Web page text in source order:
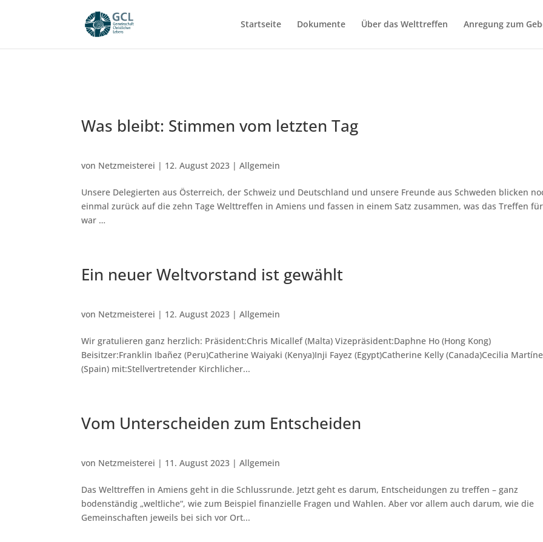
Startseite Dokumente Über das Welttreffen Anregung zum
Was bleibt: Stimmen vom letzten Tag
von Netzmeisterei | 12. August 2023 |Allgemein
Unsere Delegierten aus Österreich, der Schweiz und Deutschland und unsere Freunde aus Schweden blicken
einmal zurück auf die zehn Tage Welttreffen in Amiens und fassen in einem Satz zusammen, was das Treffen
war …
Ein neuer Weltvorstand ist gewählt
von Netzmeisterei | 12. August 2023 |Allgemein
Wir gratulieren ganz herzlich: Präsident:Chris Micallef (Malta) Vizepräsident:Daphne Ho (Hong Kong)
Beisitzer:Franklin Ibañez (Peru)Catherine Waiyaki (Kenya)Inji Fayez (Egypt)Catherine Kelly (Canada)Cecilia
(Spain) mit:Stellvertretender Kirchlicher...
Vom Unterscheiden zum Entscheiden
von Netzmeisterei | 11. August 2023 |Allgemein
Das Welttreffen in Amiens geht in die Schlussrunde. Jetzt geht es darum, Entscheidungen zu treffen – ganz
bodenständig „weltliche“, wie zum Beispiel finanzielle Fragen und Wahlen. Aber vor allem auch darum, wie die
Gemeinschaften jeweils bei sich vor Ort...